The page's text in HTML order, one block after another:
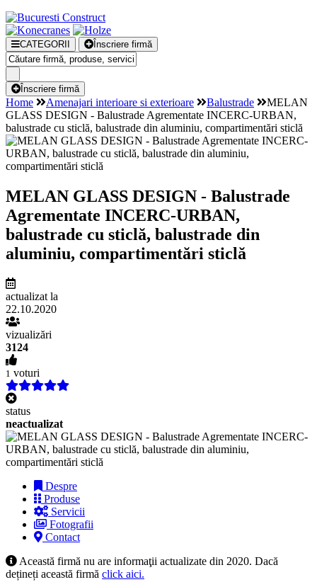
CATEGORII Înscriere firmă
Înscriere firmă
Home Amenajari interioare si exterioare Balustrade
MELAN
GLASS DESIGN - Balustrade Agrementate INCERC-URBAN,
balustrade cu sticlă, balustrade din aluminiu, compartimentări sticlă
MELAN GLASS DESIGN - Balustrade
Agrementate INCERC-URBAN,
balustrade cu sticlă, balustrade din
aluminiu, compartimentări sticlă
actualizat la
22.10.2020
vizualizări
3124
1 voturi
status
neactualizat
Despre
Produse
Servicii
Fotografii
Contact
Această firmă nu are informaţii actualizate din 2020. Dacă
dețineți această firmă click aici.